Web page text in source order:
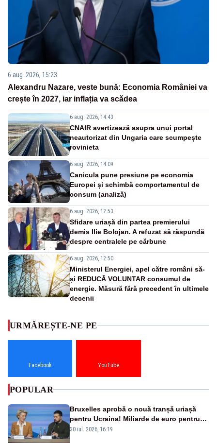
6 aug. 2026, 15:23
Alexandru Nazare, veste bună: Economia României va
crește în 2027, iar inflația va scădea
6 aug. 2026, 14:43
CNAIR avertizează asupra unui portal
neautorizat din Ungaria care scumpește
rovinieta
6 aug. 2026, 14:09
Canicula pune presiune pe economia
Europei și schimbă comportamentul de
consum (analiză)
6 aug. 2026, 12:53
Sfidare uriașă din partea premierului
demis Ilie Bolojan. A refuzat să răspundă
despre centralele pe cărbune
6 aug. 2026, 12:50
Ministerul Energiei, apel către români să-
și REDUCĂ VOLUNTAR consumul de
energie. Măsură fără precedent în ultimele
decenii
URMĂREȘTE-NE PE
Facebook YouTube
POPULAR
Bruxelles aprobă o nouă tranșă uriașă
pentru Ucraina! Miliarde de euro pentru
armament și apărare
30 iul. 2026, 16:19